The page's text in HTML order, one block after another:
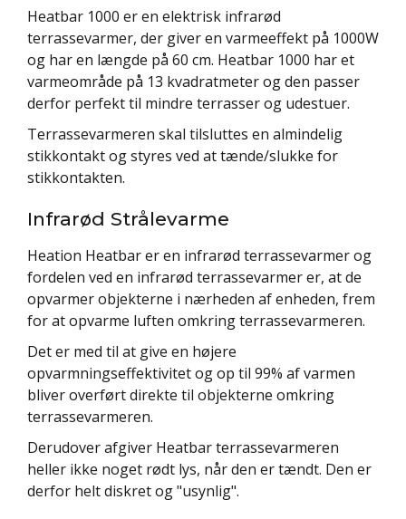
Heatbar 1000 er en elektrisk infrarød
terrassevarmer, der giver en varmeeffekt på 1000W
og har en længde på 60 cm. Heatbar 1000 har et
varmeområde på 13 kvadratmeter og den passer
derfor perfekt til mindre terrasser og udestuer.
Terrassevarmeren skal tilsluttes en almindelig
stikkontakt og styres ved at tænde/slukke for
stikkontakten.
Infrarød Strålevarme
Heation Heatbar er en infrarød terrassevarmer og
fordelen ved en infrarød terrassevarmer er, at de
opvarmer objekterne i nærheden af enheden, frem
for at opvarme luften omkring terrassevarmeren.
Det er med til at give en højere
opvarmningseffektivitet og op til 99% af varmen
bliver overført direkte til objekterne omkring
terrassevarmeren.
Derudover afgiver Heatbar terrassevarmeren
heller ikke noget rødt lys, når den er tændt. Den er
derfor helt diskret og "usynlig".